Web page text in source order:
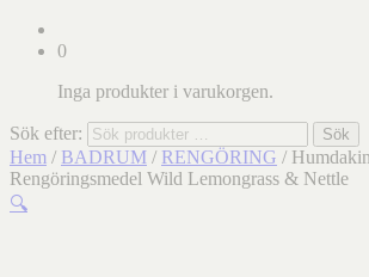
0
Inga produkter i varukorgen.
Sök efter: Sök
Hem / BADRUM / RENGÖRING /
Rengöringsmedel Wild Lemongrass & Nettle
🔍